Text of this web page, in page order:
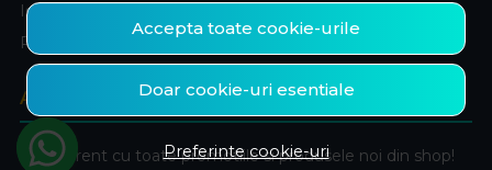
Accepta toate cookie-urile
Doar cookie-uri esentiale
Preferinte cookie-uri
Istoric comenzi
Produse favorite
ABONEAZA-TE LA NEWSLETTER
Fii la curent cu toate promotiile si produsele noi din shop!